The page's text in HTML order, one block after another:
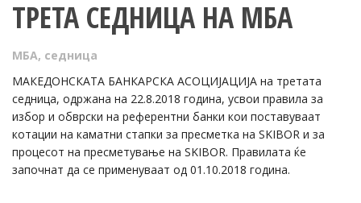
ТРЕТА СЕДНИЦА НА МБА
МБА, седница
МАКЕДОНСКАТА БАНКАРСКА АСОЦИЈАЦИЈА на третата
седница, одржана на 22.8.2018 година, усвои правила за
избор и обврски на референтни банки кои поставуваат
котации на каматни стапки за пресметка на SKIBOR и за
процесот на пресметување на SKIBOR. Правилата ќе
започнат да се применуваат од 01.10.2018 година.